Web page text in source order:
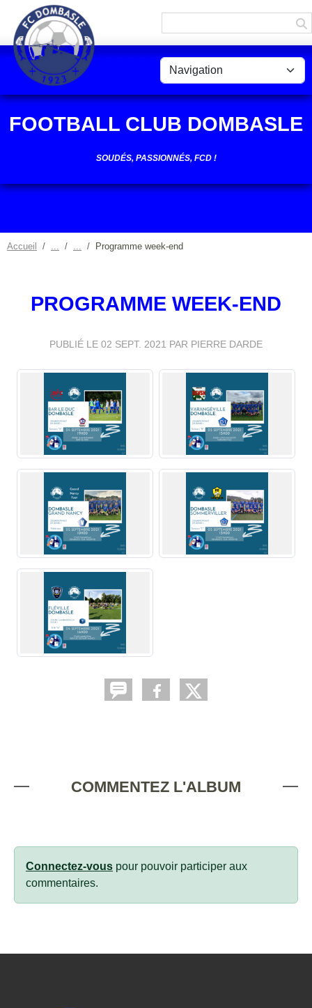
FOOTBALL CLUB DOMBASLE
SOUDÉS, PASSIONNÉS, FCD !
Accueil Programme week-end
PROGRAMME WEEK-END
PUBLIÉ LE 02 SEPT. 2021 PAR PIERRE DARDE
COMMENTEZ L'ALBUM
Connectez-vous pour pouvoir participer aux
commentaires.
Panneau de gestion des cookies